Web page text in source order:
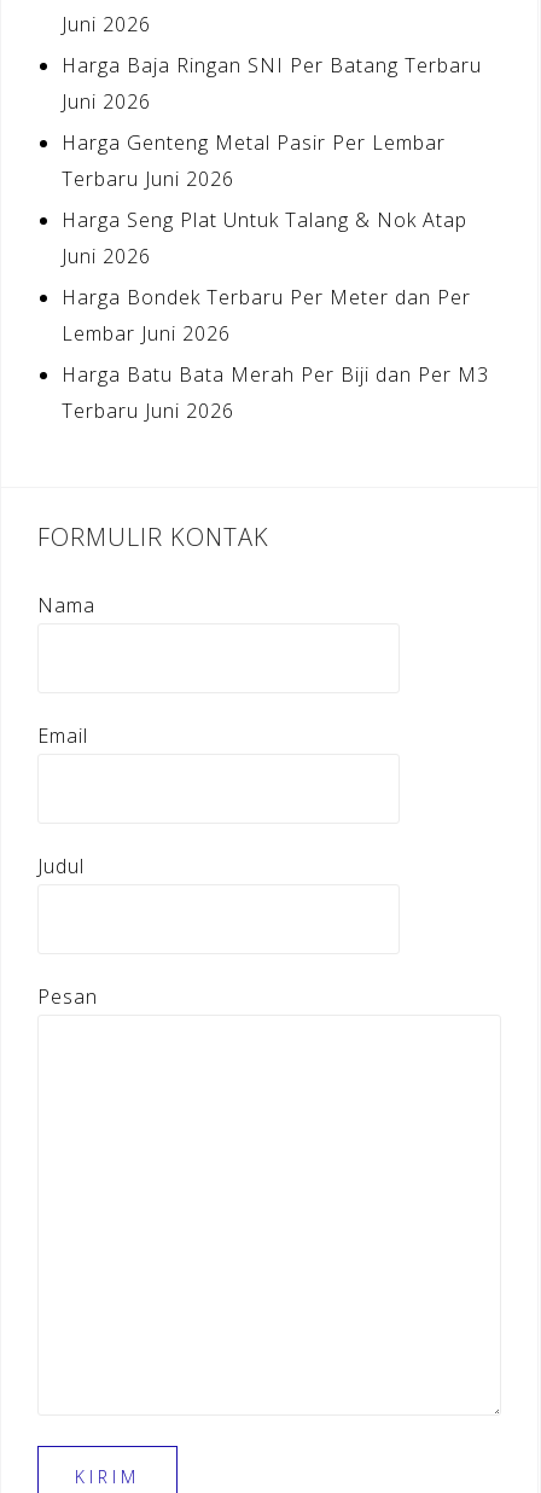
Juni 2026
Harga Baja Ringan SNI Per Batang Terbaru
Juni 2026
Harga Genteng Metal Pasir Per Lembar
Terbaru Juni 2026
Harga Seng Plat Untuk Talang & Nok Atap
Juni 2026
Harga Bondek Terbaru Per Meter dan Per
Lembar Juni 2026
Harga Batu Bata Merah Per Biji dan Per M3
Terbaru Juni 2026
FORMULIR KONTAK
Nama
Email
Judul
Pesan